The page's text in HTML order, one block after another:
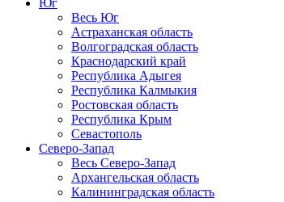
Юг
Весь Юг
Астраханская область
Волгоградская область
Краснодарский край
Республика Адыгея
Республика Калмыкия
Ростовская область
Республика Крым
Севастополь
Северо-Запад
Весь Северо-Запад
Архангельская область
Калининградская область